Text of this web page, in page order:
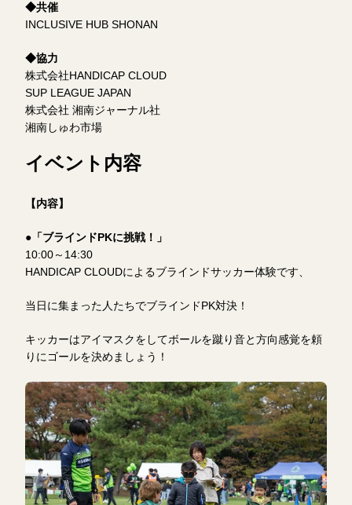
◆共催
INCLUSIVE HUB SHONAN
◆協力
株式会社HANDICAP CLOUD
SUP LEAGUE JAPAN
株式会社 湘南ジャーナル社
湘南しゅわ市場
イベント内容
【内容】
● 「ブラインドPKに挑戦！」
10:00～14:30
HANDICAP CLOUDによるブラインドサッカー体験です、
当日に集まった人たちでブラインドPK対決！
キッカーはアイマスクをしてボールを蹴り音と方向感覚を頼
りにゴールを決めましょう！